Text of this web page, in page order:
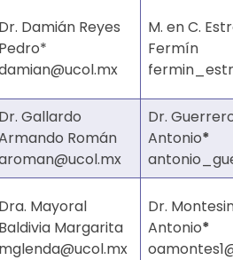
Dr. Damián Reyes
Pedro*
M. en C.
Fermín
Dr. Gallardo
Román
Dr.
Antonio*
Dra. Mayoral
Baldivia Margarita
mglenda@ucol.mx
Dr.
Antonio*